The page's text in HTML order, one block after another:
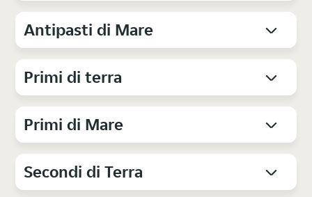
Antipasti di Mare
Primi di terra
Primi di Mare
Secondi di Terra